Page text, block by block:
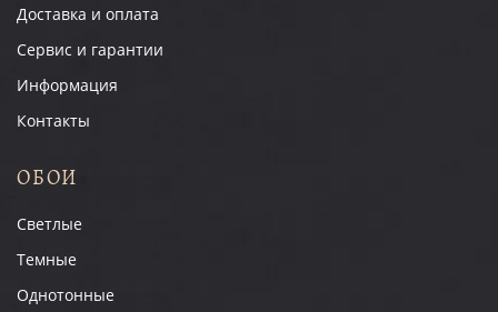
Доставка и оплата
Сервис и гарантии
Информация
Контакты
ОБОИ
Светлые
Темные
Однотонные